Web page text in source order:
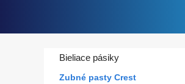
Bieliace pásiky
Zubné pasty Crest